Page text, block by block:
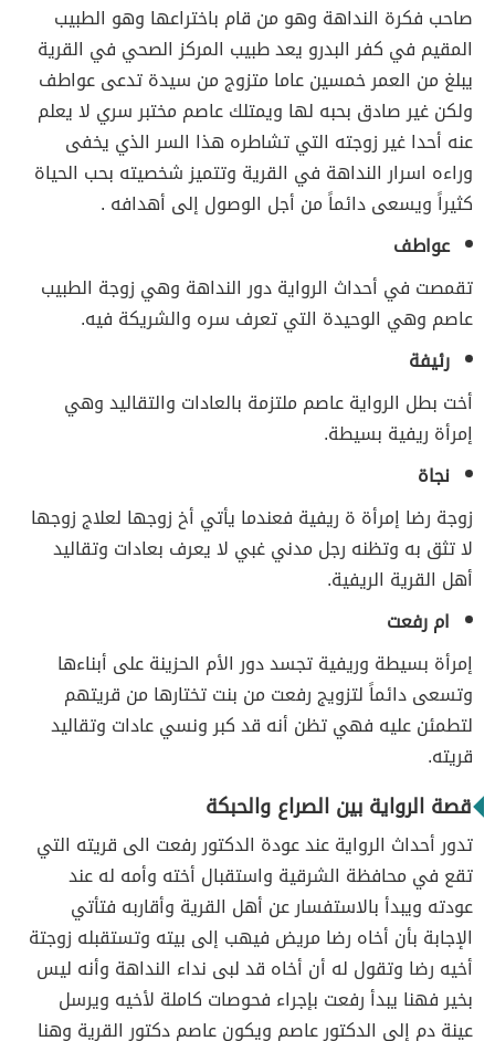
صاحب فكرة النداهة وهو من قام باختراعها وهو الطبيب
المقيم في كفر البدرو يعد طبيب المركز الصحي في القرية
يبلغ من العمر خمسين عاما متزوج من سيدة تدعى عواطف
ولكن غير صادق بحبه لها ويمتلك عاصم مختبر سري لا يعلم
عنه أحدا غير زوجته التي تشاطره هذا السر الذي يخفى
وراءه اسرار النداهة في القرية وتتميز شخصيته بحب الحياة
كثيراً ويسعى دائماً من أجل الوصول إلى أهدافه .
عواطف
تقمصت في أحداث الرواية دور النداهة وهي زوجة الطبيب
عاصم وهي الوحيدة التي تعرف سره والشريكة فيه.
رئيفة
أخت بطل الرواية عاصم ملتزمة بالعادات والتقاليد وهي
إمرأة ريفية بسيطة.
نجاة
زوجة رضا إمرأة ة ريفية فعندما يأتي أخ زوجها لعلاج زوجها
لا تثق به وتظنه رجل مدني غبي لا يعرف بعادات وتقاليد
أهل القرية الريفية.
ام رفعت
إمرأة بسيطة وريفية تجسد دور الأم الحزينة على أبناءها
وتسعى دائماً لتزويج رفعت من بنت تختارها من قريتهم
لتطمئن عليه فهي تظن أنه قد كبر ونسي عادات وتقاليد
قريته.
قصة الرواية بين الصراع والحبكة
تدور أحداث الرواية عند عودة الدكتور رفعت الى قريته التي
تقع في محافظة الشرقية واستقبال أخته وأمه له عند
عودته ويبدأ بالاستفسار عن أهل القرية وأقاربه فتأتي
الإجابة بأن أخاه رضا مريض فيهب إلى بيته وتستقبله زوجتة
أخيه رضا وتقول له أن أخاه قد لبى نداء النداهة وأنه ليس
بخير فهنا يبدأ رفعت بإجراء فحوصات كاملة لأخيه ويرسل
عينة دم إلى الدكتور عاصم ويكون عاصم دكتور القرية وهنا